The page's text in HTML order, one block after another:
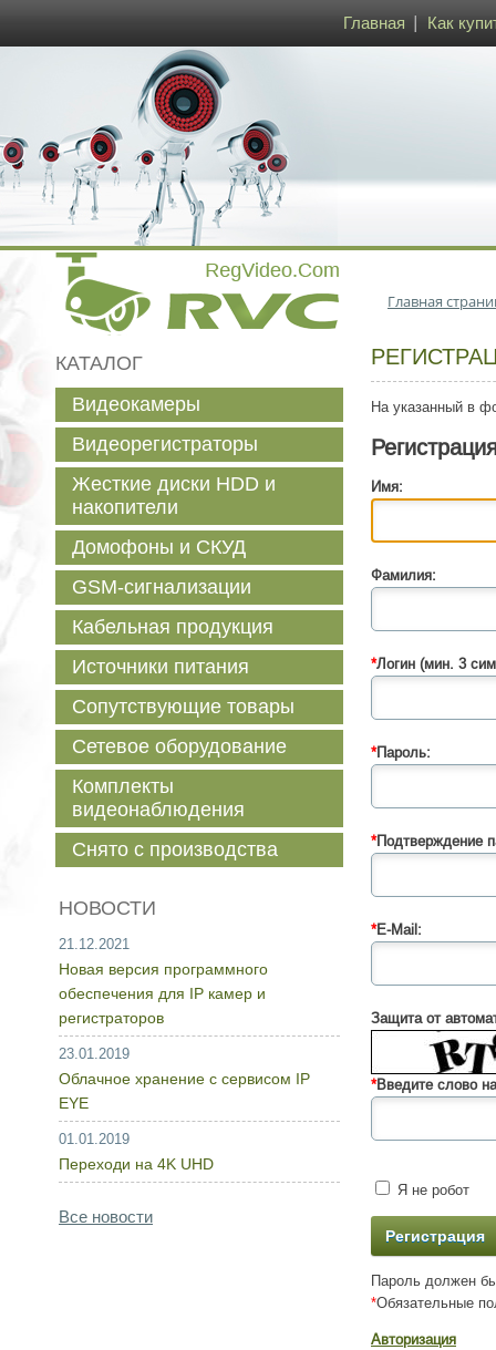
Главная Как
Главная
На указанный в
Имя:
Фамилия:
*Логин (мин. 3
*Пароль:
*Подтверждение
*E-Mail:
Защита от
*Введите слово
Я не робот
Пароль должен
*Обязательные
Авторизация
КАТАЛОГ
Видеокамеры
Видеорегистраторы
Жесткие диски HDD и
накопители
Домофоны и СКУД
GSM-сигнализации
Кабельная продукция
Источники питания
Сопутствующие товары
Сетевое оборудование
Комплекты
видеонаблюдения
Снято с производства
НОВОСТИ
21.12.2021
Новая версия программного
обеспечения для IP камер и
регистраторов
23.01.2019
Облачное хранение с сервисом IP
EYE
01.01.2019
Переходи на 4K UHD
Все новости